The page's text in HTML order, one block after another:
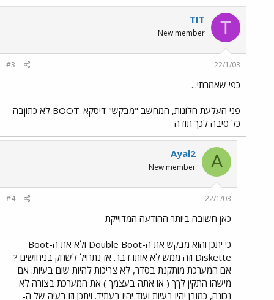
T
TIT
New member
22/1/03
#3
כפי שאמרתי...
פני העלעת חלונות, המחשב "מבקש" דיסקא-BOOT לא כתוןבה
כל סיבה לכך תודה
A
Ayal2
New member
22/1/03
#4
כאן חשובה ביותר ההודעה המדוייקת
כי יתכן והוא מבקש את ה-Double Boot ולא את ה-Boot
Diskette וזה ממש לא אותו דבר. אז נתחיל לשחק בניחושים ?
אם המערכת מותקנת בסדר, לא צריכות להיות שום בעיות. אם
מישהו התקין לךך ( או אתה בעצמך ) את המערכת בצורה לא
נכונה, כמובן יהיו בעיות ועוד יהיו בעתיד. ויתכן וזו בעיה של ה-